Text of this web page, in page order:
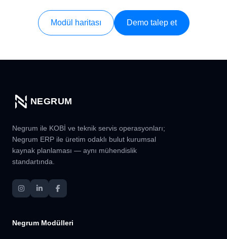
Modül haritası Demo talep et
NEGRUM
Negrum ile KOBİ ve teknik servis operasyonları;
Negrum ERP ile üretim odaklı bulut kurumsal
kaynak planlaması — aynı mühendislik
standartında.
Negrum Modülleri